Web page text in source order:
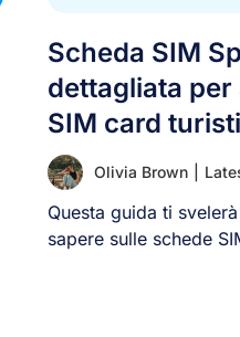
Scheda SIM
dettagliata
SIM card
Olivia Brown
Questa guida ti
sapere sulle schede